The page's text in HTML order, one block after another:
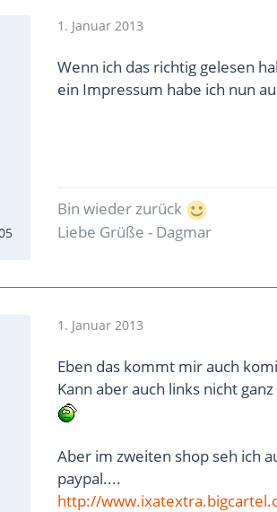
1. Januar 2013
Wenn ich das richtig gelesen
ein Impressum habe ich nun
Bin wieder zurück
Liebe Grüße - Dagmar
1. Januar 2013
Eben das kommt mir auch
Kann aber auch links nicht
Aber im zweiten shop seh ich
paypal....
http://